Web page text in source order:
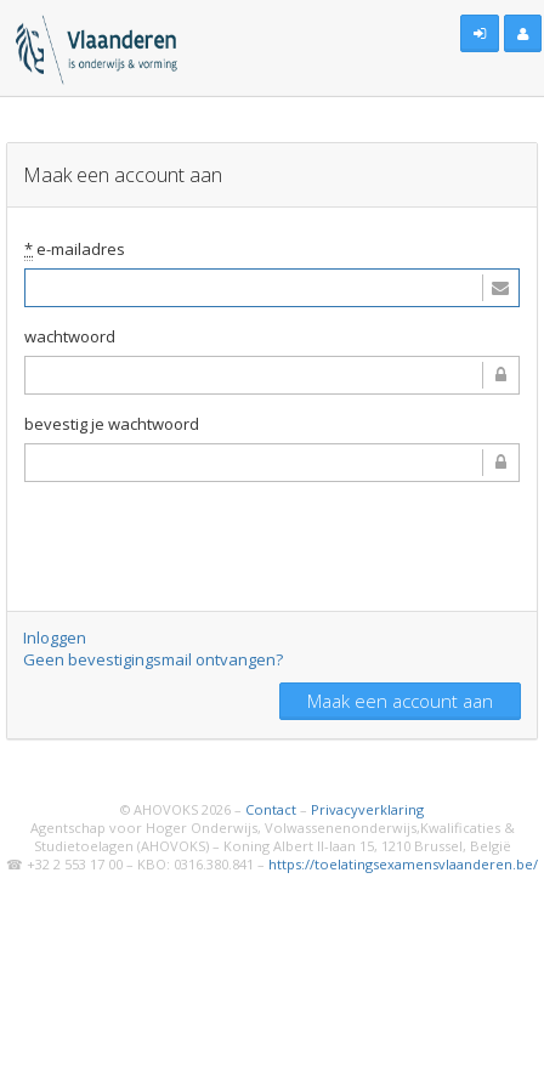
Maak een account aan
*e-mailadres
wachtwoord
bevestig je wachtwoord
Inloggen
Geen bevestigingsmail ontvangen?
© AHOVOKS 2026 – Contact – Privacyverklaring
Agentschap voor Hoger Onderwijs, Volwassenenonderwijs,Kwalificaties &
Studietoelagen (AHOVOKS) – Koning Albert II-laan 15, 1210 Brussel, België
☎ +32 2 553 17 00 – KBO: 0316.380.841 – https://toelatingsexamensvlaanderen.be/